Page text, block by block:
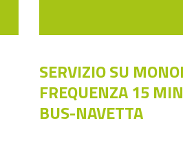
SERVIZIO SU
FREQUENZA 15
BUS-NAVETTA